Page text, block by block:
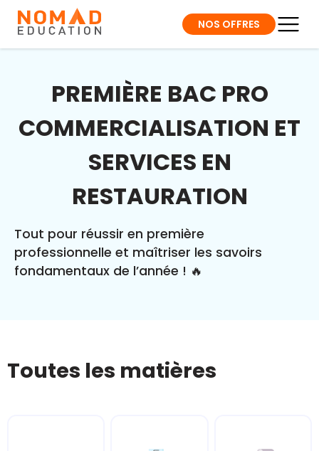
NOS OFFRES
PREMIÈRE BAC PRO
COMMERCIALISATION ET
SERVICES EN
RESTAURATION
Tout pour réussir en première
professionnelle et maîtriser les savoirs
fondamentaux de l’année ! 🔥
Toutes les matières